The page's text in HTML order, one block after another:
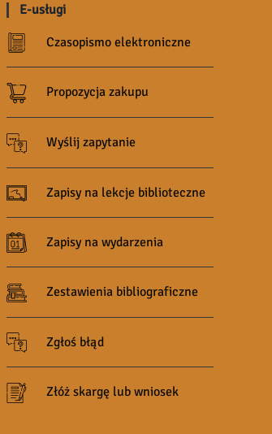
E-usługi
Czasopismo elektroniczne
Propozycja zakupu
Wyślij zapytanie
Zapisy na lekcje biblioteczne
Zapisy na wydarzenia
Zestawienia bibliograficzne
Zgłoś błąd
Złóż skargę lub wniosek